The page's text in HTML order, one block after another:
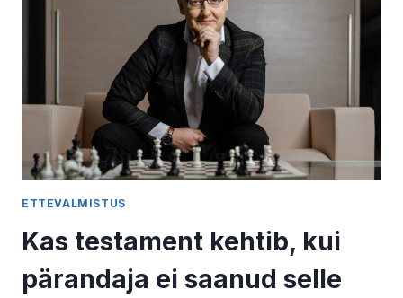
VÕLTSITUD?
ETTEVALMISTUS
Kas testament kehtib, kui
pärandaja ei saanud selle